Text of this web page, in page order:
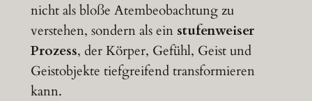
nicht als bloße Atembeobachtung zu
verstehen, sondern als ein stufenweiser
Prozess, der Körper, Gefühl, Geist und
Geistobjekte tiefgreifend transformieren
kann.